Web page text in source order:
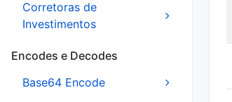
Corretoras de
Investimentos
Encodes e Decodes
Base64 Encode